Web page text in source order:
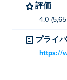
Forgotten Hill
Mummy's
評価
4.0
プライ
https://